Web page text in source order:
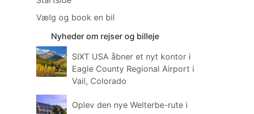
Vælg og book en bil
Nyheder om rejser og billeje
SIXT USA åbner et nyt kontor i
Eagle County Regional Airport i
Vail, Colorado
Oplev den nye Welterbe-rute i